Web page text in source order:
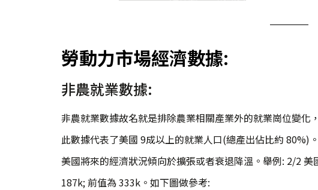
勞動力市場經濟數據:
非農就業數據:
非農就業數據故名就是排除農業相關產業外的就業崗位變化
此數據代表了美國 9成以上的就業人口(總產出佔比約 80%)
美國將來的經濟狀況傾向於擴張或者衰退降溫。舉例: 2/2
187k; 前值為 333k。如下圖做參考: